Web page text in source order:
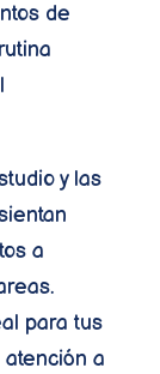
de
y las
a
para tus
a